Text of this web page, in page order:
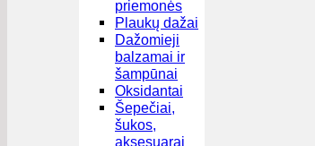
priemonės
Plaukų dažai
Dažomieji
balzamai ir
šampūnai
Oksidantai
Šepečiai,
šukos,
aksesuarai